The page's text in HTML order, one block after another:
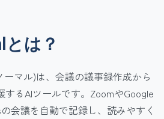
は？
マル)は、会議の議事録作成から
るAIツールです。ZoomやGoogle
会議を自動で記録し、読みやすく